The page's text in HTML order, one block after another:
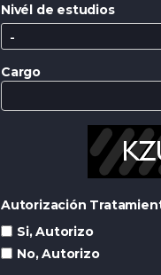
Nivél de estudios
Cargo
Autorización
Si, Autorizo
No, Autorizo